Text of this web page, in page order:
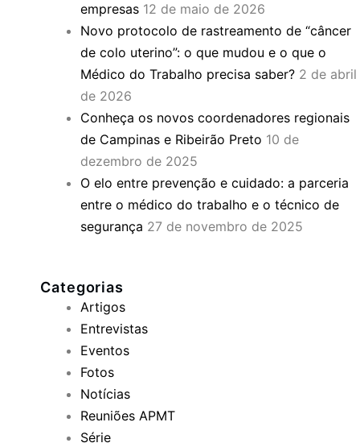
empresas 12 de maio de 2026
Novo protocolo de rastreamento de “câncer
de colo uterino”: o que mudou e o que o
Médico do Trabalho precisa saber? 2 de abril
de 2026
Conheça os novos coordenadores regionais
de Campinas e Ribeirão Preto 10 de
dezembro de 2025
O elo entre prevenção e cuidado: a parceria
entre o médico do trabalho e o técnico de
segurança 27 de novembro de 2025
Categorias
Artigos
Entrevistas
Eventos
Fotos
Notícias
Reuniões APMT
Série